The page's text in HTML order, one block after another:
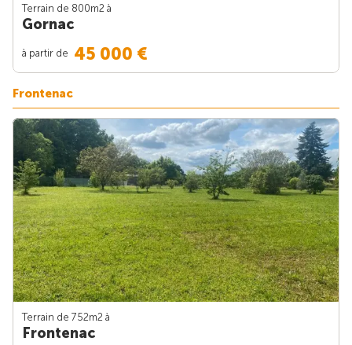
Terrain de 800m2 à
Gornac
à partir de 45 000 €
Frontenac
Terrain de 752m2 à
Frontenac